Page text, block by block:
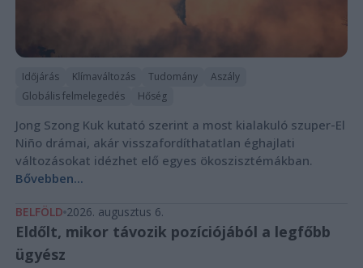
Időjárás Klímaváltozás Tudomány
Aszály
Globális felmelegedés
Hőség
Jong Szong Kuk kutató szerint a most kialakuló szuper-El
Niño drámai, akár visszafordíthatatlan éghajlati
változásokat idézhet elő egyes ökoszisztémákban.
Bővebben...
BELFÖLD 2026. augusztus 6.
Eldőlt, mikor távozik pozíciójából a legfőbb
ügyész